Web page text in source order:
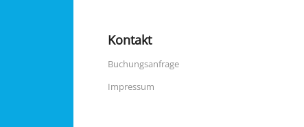
Kontakt
Buchungsanfrage
Impressum